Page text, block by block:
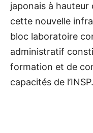
japonais à hauteur
cette nouvelle
bloc laboratoire
administratif
formation et de
capacités de l’INSP.